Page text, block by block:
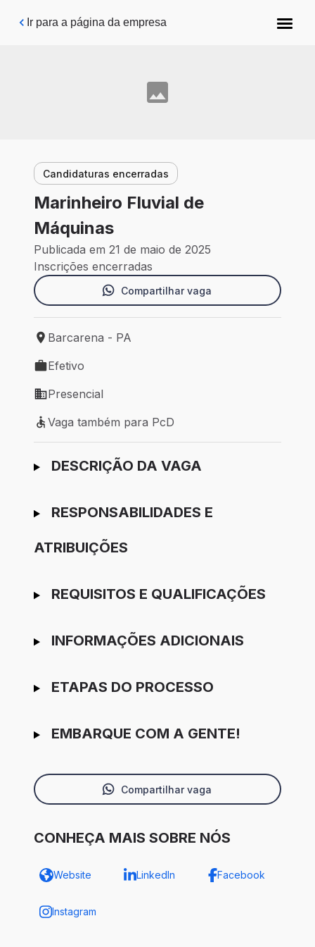
Pular para o conteúdo principal
Ir para a página da empresa
Candidaturas encerradas
Marinheiro Fluvial de
Máquinas
Publicada em 21 de maio de 2025
Inscrições encerradas
Compartilhar vaga
Local de trabalho: Barcarena - PA
Barcarena - PA
Tipo de vaga: Efetivo
Efetivo
Modelo de trabalho: Presencial
Presencial
Vaga também para PcD
Vaga também para PcD
Ir para candidatura
DESCRIÇÃO DA VAGA
RESPONSABILIDADES E
ATRIBUIÇÕES
REQUISITOS E QUALIFICAÇÕES
INFORMAÇÕES ADICIONAIS
ETAPAS DO PROCESSO
EMBARQUE COM A GENTE!
Compartilhar vaga
CONHEÇA MAIS SOBRE NÓS
Website LinkedIn Facebook
Instagram